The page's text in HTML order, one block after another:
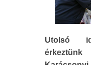
Utolsó